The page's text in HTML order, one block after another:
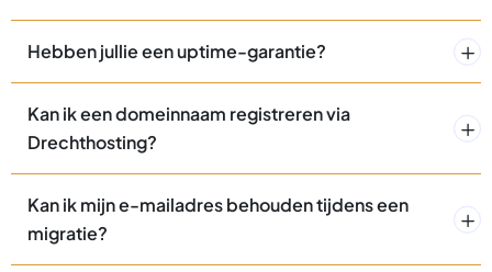
Hebben jullie een uptime-garantie?
Kan ik een domeinnaam registreren via
Drechthosting?
Kan ik mijn e-mailadres behouden tijdens een
migratie?